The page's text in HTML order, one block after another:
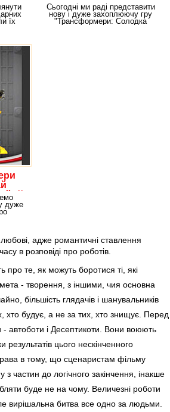
їх
Сьогодні ми раді представити
нову і дуже захоплюючу гру
"Трансформери: Солодка
дуже
адже романтичні ставлення
в розповіді про роботів.
те, як можуть боротися ті, які
- творення, з іншими, чия основна
більшість глядачів і шанувальників
хто будує, а не за тих, хто знищує. Перед
- автоботи і Десептикоти. Вони воюють
результатів цього нескінченного
в тому, що сценаристам фільму
з частин до логічного закінчення, інакше
буде не на чому. Величезні роботи
вирішальна битва все одно за людьми.